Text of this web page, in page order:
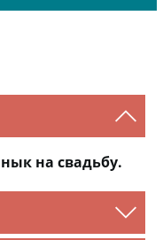
на свадьбу.